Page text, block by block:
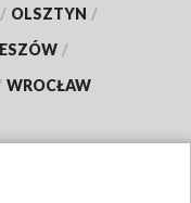
/ OLSZTYN /
/
WROCŁAW